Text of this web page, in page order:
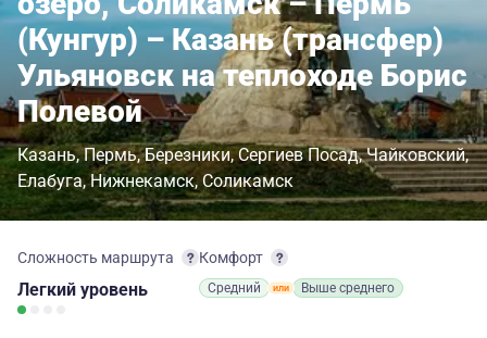
(Кунгур) – Казань (трансфер)
Ульяновск на теплоходе Борис
Полевой
Казань Пермь Березники Сергиев Посад Чайковский
Елабуга Нижнекамск Соликамск
Сложность маршрута
Легкий уровень
Комфорт
Средний Выше среднего